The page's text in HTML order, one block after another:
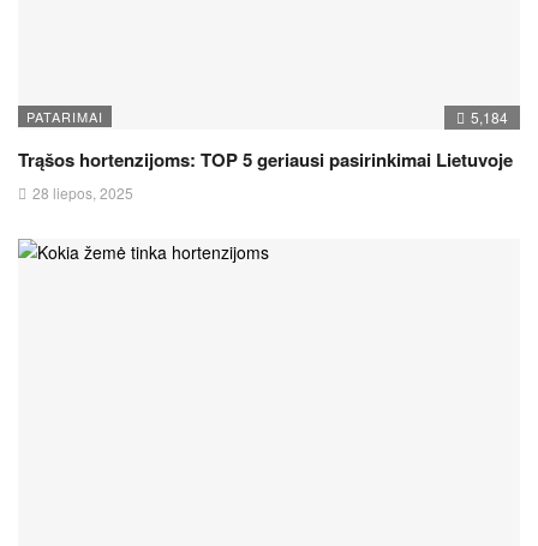
PATARIMAI 5,184
Trąšos hortenzijoms: TOP 5 geriausi pasirinkimai Lietuvoje
28 liepos, 2025